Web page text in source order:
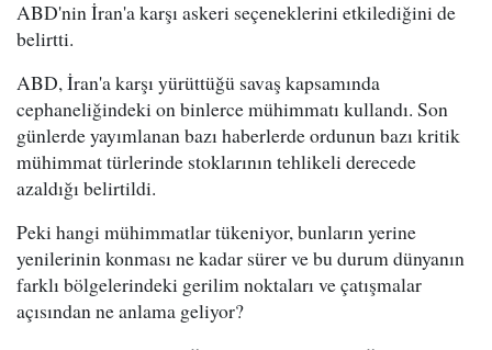
ABD'nin İran'a karşı askeri seçeneklerini etkilediğini de
belirtti.
ABD, İran'a karşı yürüttüğü savaş kapsamında
cephaneliğindeki on binlerce mühimmatı kullandı. Son
günlerde yayımlanan bazı haberlerde ordunun bazı kritik
mühimmat türlerinde stoklarının tehlikeli derecede
azaldığı belirtildi.
Peki hangi mühimmatlar tükeniyor, bunların yerine
yenilerinin konması ne kadar sürer ve bu durum dünyanın
farklı bölgelerindeki gerilim noktaları ve çatışmalar
açısından ne anlama geliyor?